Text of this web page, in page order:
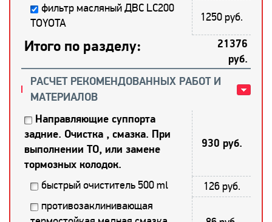
фильтр масляный ДВС LC200
TOYOTA
1250 руб.
Итого по разделу:
21376
руб.
РАСЧЕТ РЕКОМЕНДОВАННЫХ РАБОТ И
МАТЕРИАЛОВ
Направляющие суппорта
задние. Очистка , смазка. При
выполнении ТО, или замене
тормозных колодок.
930 руб.
быстрый очиститель 500 ml
126 руб.
противозаклинивающая